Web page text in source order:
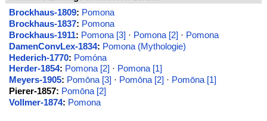
Brockhaus-1809: Pomona
Brockhaus-1837: Pomona
Brockhaus-1911: Pomona [3] · Pomona [2] · Pomona
DamenConvLex-1834: Pomona (Mythologie)
Hederich-1770: Pomóna
Herder-1854: Pomona [2] · Pomona [1]
Meyers-1905: Pomōna [3] · Pomōna [2] · Pomōna [1]
Pierer-1857: Pomōna [2]
Vollmer-1874: Pomona